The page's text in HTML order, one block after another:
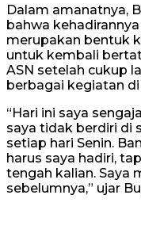
Dalam amanatnya,
bahwa
merupakan bentuk
untuk kembali
ASN setelah cukup
berbagai kegiatan di
“Hari ini saya
saya tidak berdiri di
setiap hari Senin.
harus saya hadiri,
tengah kalian. Saya
sebelumnya,” ujar